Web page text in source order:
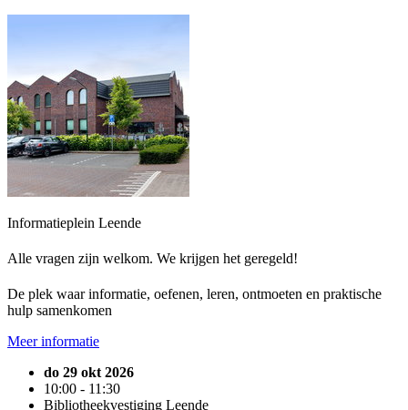
Informatieplein Leende
Alle vragen zijn welkom. We krijgen het geregeld!
De plek waar informatie, oefenen, leren, ontmoeten en praktische
hulp samenkomen
Meer informatie
do 29 okt 2026
10:00 - 11:30
Bibliotheekvestiging Leende